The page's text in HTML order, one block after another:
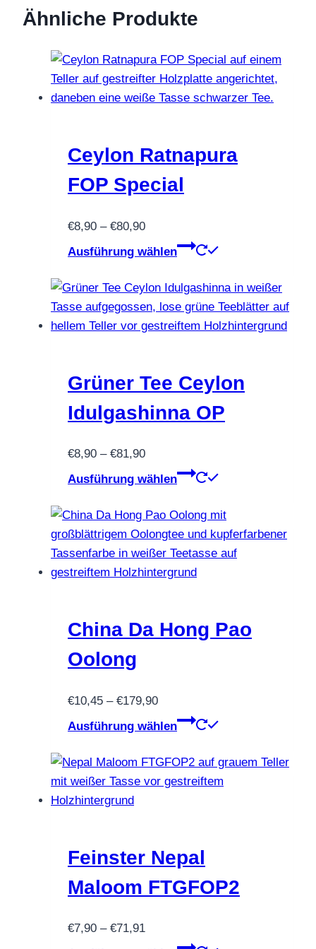
Ähnliche Produkte
Ceylon Ratnapura
FOP Special
€8,90 – €80,90Preisspanne:
€8,90
€80,90
Ausführung wählen
Dieses
weist
mehrere
Varianten
Optionen
können
auf
gewählt
Grüner Tee Ceylon
Idulgashinna OP
€8,90 – €81,90Preisspanne:
€8,90
€81,90
Ausführung wählen
Dieses
weist
mehrere
Varianten
können
werden
China Da Hong Pao
Oolong
€10,45 – €179,90Preisspanne:
€10,45
€179,90
Ausführung wählen
Dieses
weist
mehrere
auf
Feinster Nepal
Maloom FTGFOP2
€7,90 – €71,91Preisspanne: